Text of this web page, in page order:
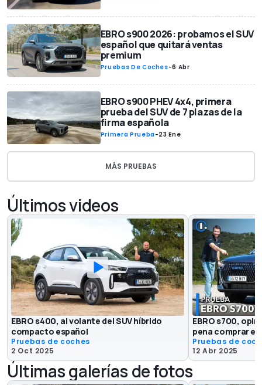
EBRO s900 2026: probamos el SUV
español que quitará ventas
premium
Pruebas De Coches-6 Abr
EBRO s900 PHEV 4x4, primera
prueba del SUV de 7 plazas de la
firma española
Primera Prueba-23 Ene
MÁS PRUEBAS
Últimos videos
EBRO s400, al volante del SUV híbrido
compacto español
Pruebas de coches
2 Oct 2025
EBRO s700,
pena comprar el
Pruebas de
12 Abr 2025
Últimas galerías de fotos